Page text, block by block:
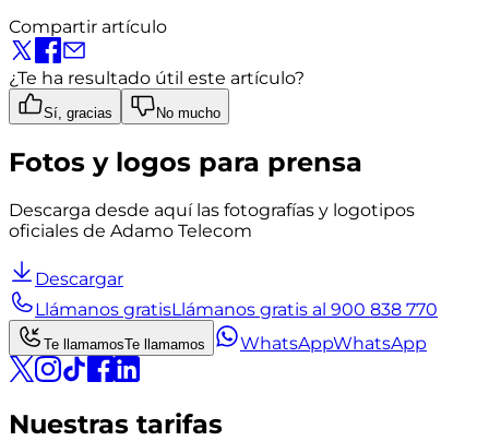
Compartir artículo
¿Te ha resultado útil este artículo?
Sí, gracias No mucho
Fotos y logos para prensa
Descarga desde aquí las fotografías y logotipos
oficiales de Adamo Telecom
Descargar
Llámanos gratisLlámanos gratis al 900 838 770
Te llamamosTe llamamos WhatsAppWhatsApp
Nuestras tarifas